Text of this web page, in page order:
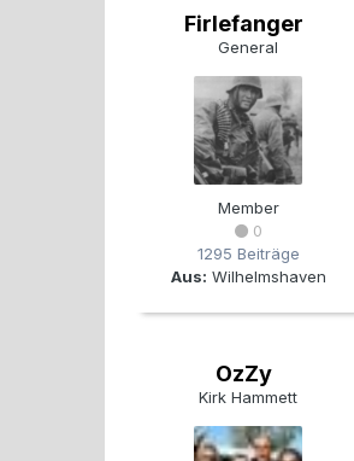
Firlefanger
General
Member
0
1295 Beiträge
Aus: Wilhelmshaven
OzZy
Kirk Hammett